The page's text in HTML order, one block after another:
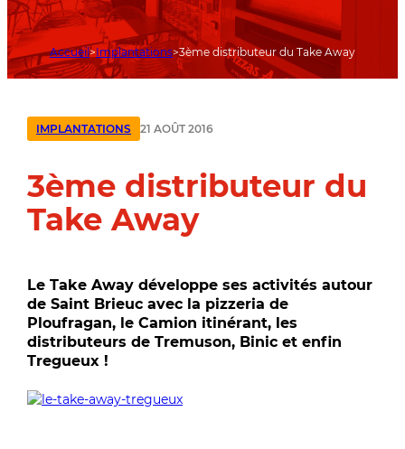
Accueil Implantations 3ème distributeur du Take Away
IMPLANTATIONS 21 AOÛT 2016
3ème distributeur du
Take Away
Le Take Away développe ses activités autour
de Saint Brieuc avec la pizzeria de
Ploufragan, le Camion itinérant, les
distributeurs de Tremuson, Binic et enfin
Tregueux !